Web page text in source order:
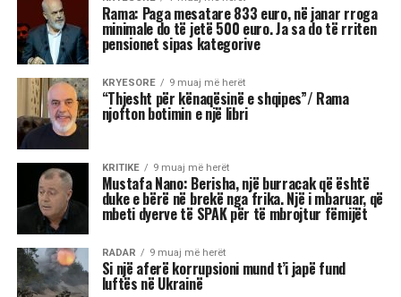
Kjo dinamikë shpesh sjell tensione dhe konflikte,
si në jetën personale, ashtu edhe në atë
profesionale.
Më poshtë janë tre shenjat e zodiakut që
konsiderohen më xheloze:
Akrepi
I njohur për intensitetin e tij emocional, akrepi
shpesh konkurron në heshtje. Kur ndjen se është
tejkaluar, mund të mbajë mëri dhe të tërhiqet
nga të tjerët.